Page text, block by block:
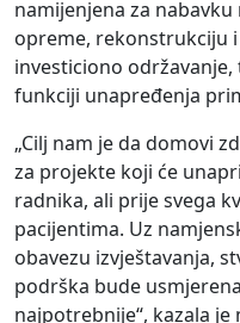
namijenjena za
opreme, rekonstrukciju
investiciono
funkciji unapređenja
„Cilj nam je da domovi
za projekte koji će
radnika, ali prije svega
pacijentima. Uz
obavezu izvještavanja,
podrška bude
najpotrebnije“, kazala